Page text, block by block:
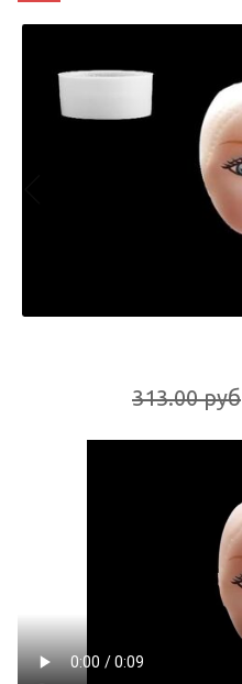
313.00 руб